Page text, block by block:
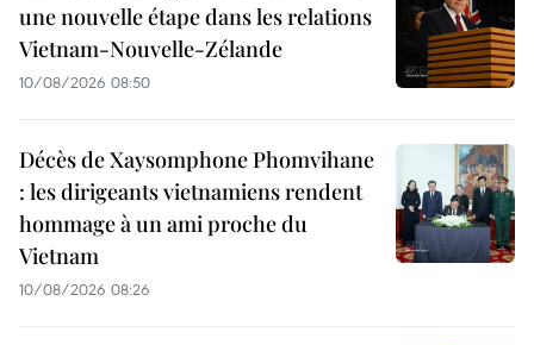
une nouvelle étape dans les relations
Vietnam-Nouvelle-Zélande
10/08/2026 08:50
Décès de Xaysomphone Phomvihane
: les dirigeants vietnamiens rendent
hommage à un ami proche du
Vietnam
10/08/2026 08:26